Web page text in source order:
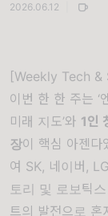
2026.06.12
[Weekly Tech &
이번 한 한 주는
미래 지도’와 1인
장이 핵심 아젠다
여 SK, 네이버,
토리 및 로보틱
트의 발전으로 혼